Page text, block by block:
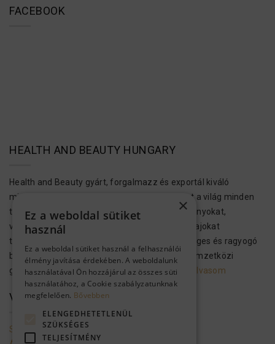
FACEBOOK
HEALTH AND BEAUTY HUNGARY
Health and Beauty gyárt, forgalmazz és exportál kiváló
minőségű bőr-, test- és hajápolási termékeket a világ minden
tájára. Ezek a kozmetikumok Holt-tengeri ásványokat,
vitaminokat, növényi kivonatokat és aromás olajokat
tartalmaznak, hogy megvalósítsák az egészséges és ragyogó
bőrt és hajat. A H&B kozmetikai termékek a nemzetközi
gyártási előírásoknak megfelelően…..Tovább olvasom
VEVŐSZOLGÁLAT
Szolgáltató adatai
×
Ez a weboldal sütiket
használ
Ez a weboldal sütiket használ a felhasználói
élmény javítása érdekében. A weboldalunk
használatával Ön hozzájárul az összes süti
használatához, a Cookie szabályzatunknak
megfelelően. Bővebben
ELENGEDHETETLENÜL
SZÜKSÉGES
TELJESÍTMÉNY